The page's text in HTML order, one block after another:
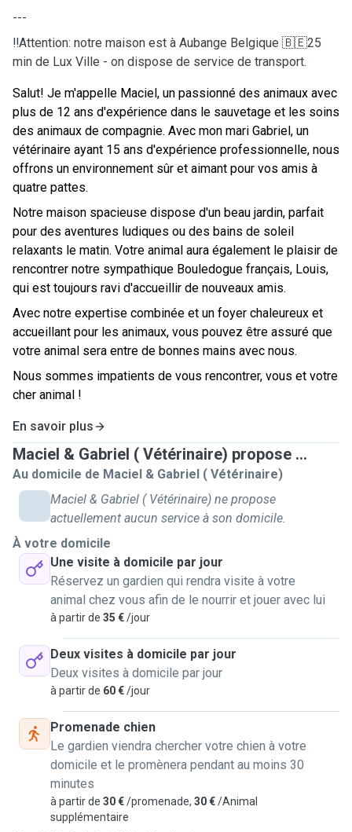
---
‼️Attention: notre maison est à Aubange Belgique 🇧🇪25
min de Lux Ville - on dispose de service de transport.
Salut! Je m'appelle Maciel, un passionné des animaux avec
plus de 12 ans d'expérience dans le sauvetage et les soins
des animaux de compagnie. Avec mon mari Gabriel, un
vétérinaire ayant 15 ans d'expérience professionnelle, nous
offrons un environnement sûr et aimant pour vos amis à
quatre pattes.
Notre maison spacieuse dispose d'un beau jardin, parfait
pour des aventures ludiques ou des bains de soleil
relaxants le matin. Votre animal aura également le plaisir de
rencontrer notre sympathique Bouledogue français, Louis,
qui est toujours ravi d'accueillir de nouveaux amis.
Avec notre expertise combinée et un foyer chaleureux et
accueillant pour les animaux, vous pouvez être assuré que
votre animal sera entre de bonnes mains avec nous.
Nous sommes impatients de vous rencontrer, vous et votre
cher animal !
En savoir plus
Maciel & Gabriel ( Vétérinaire) propose ...
Au domicile de Maciel & Gabriel ( Vétérinaire)
Maciel & Gabriel ( Vétérinaire) ne propose
actuellement aucun service à son domicile.
À votre domicile
Une visite à domicile par jour
Réservez un gardien qui rendra visite à votre
animal chez vous afin de le nourrir et jouer avec lui
à partir de 35 €/jour
Deux visites à domicile par jour
Deux visites à domicile par jour
à partir de 60 €/jour
Promenade chien
Le gardien viendra chercher votre chien à votre
domicile et le promènera pendant au moins 30
minutes
à partir de 30 €/promenade, 30 €/Animal
supplémentaire